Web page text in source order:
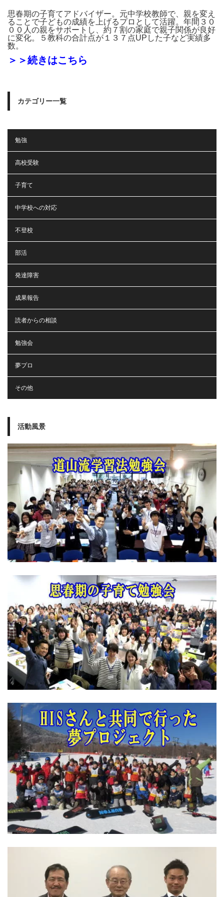
思春期の子育てアドバイザー。元中学校教師で、親を変え
ることで子どもの成績を上げるプロとして活躍。年間３０
００人の親をサポートし、約７割の家庭で親子関係が良好
に変化。５教科の合計点が１３７点UPした子など実績多
数。
＞＞続きはこちら
カテゴリー一覧
勉強
高校受験
子育て
中学校への対応
不登校
部活
発達障害
成果報告
読者からの相談
勉強会
夢プロ
その他
活動風景